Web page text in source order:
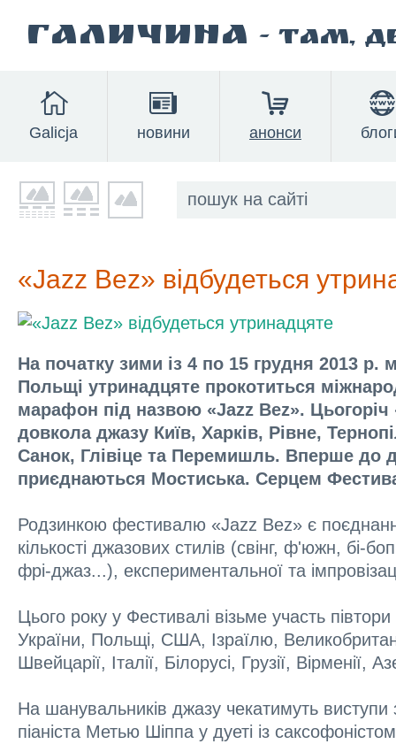
Галичина - там,
Galicja новини анонси
«Jazz Bez» відбудеться
На початку зими із 4 по 15 грудня 2013 р.
Польщі утринадцяте прокотиться
марафон під назвою «Jazz Bez». Цьогоріч
довкола джазу Київ, Харків, Рівне,
Санок, Глівіце та Перемишль. Вперше до
приєднаються Мостиська. Серцем
Родзинкою фестивалю «Jazz Bez» є
кількості джазових стилів (свінг, ф'южн, бі-
фрі-джаз...), експериментальної та
Цього року у Фестивалі візьме участь півтори
України, Польщі, США, Ізраїлю,
Швейцарії, Італії, Білорусі, Грузії,
На шанувальників джазу чекатимуть виступи
піаніста Метью Шіппа у дуеті із